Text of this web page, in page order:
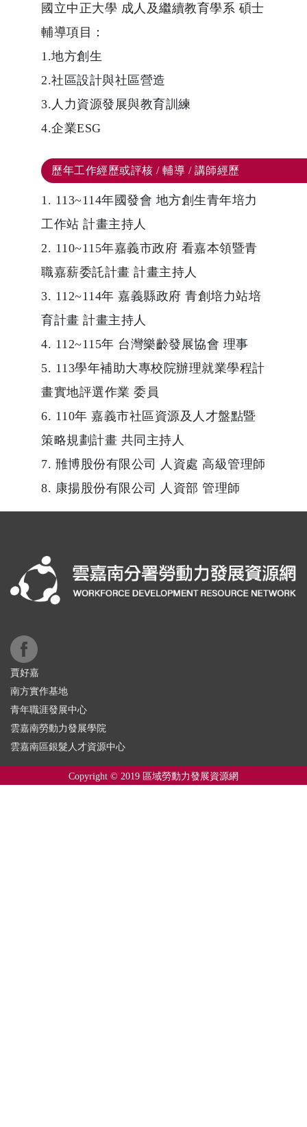
國立中正大學 成人及繼續教育學系 碩士
輔導項目：
1.地方創生
2.社區設計與社區營造
3.人力資源發展與教育訓練
4.企業ESG
歷年工作經歷或評核 / 輔導 / 講師經歷
1. 113~114年國發會 地方創生青年培力
工作站 計畫主持人
2. 110~115年嘉義市政府 看嘉本領暨青
職嘉薪委託計畫 計畫主持人
3. 112~114年 嘉義縣政府 青創培力站培
育計畫 計畫主持人
4. 112~115年 台灣樂齡發展協會 理事
5. 113學年補助大專校院辦理就業學程計
畫實地評選作業 委員
6. 110年 嘉義市社區資源及人才盤點暨
策略規劃計畫 共同主持人
7. 雃博股份有限公司 人資處 高級管理師
8. 康揚股份有限公司 人資部 管理師
賈好嘉
南方實作基地
青年職涯發展中心
雲嘉南勞動力發展學院
雲嘉南區銀髮人才資源中心
Copyright © 2019 區域勞動力發展資源網